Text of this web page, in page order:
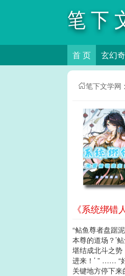
笔下
首 页 玄幻
笔下文学网
《系统绑
“鲇鱼尊者盘踞
本尊的道场？’
堪结成北斗之
进来！’ ” …… “
关键地方停下